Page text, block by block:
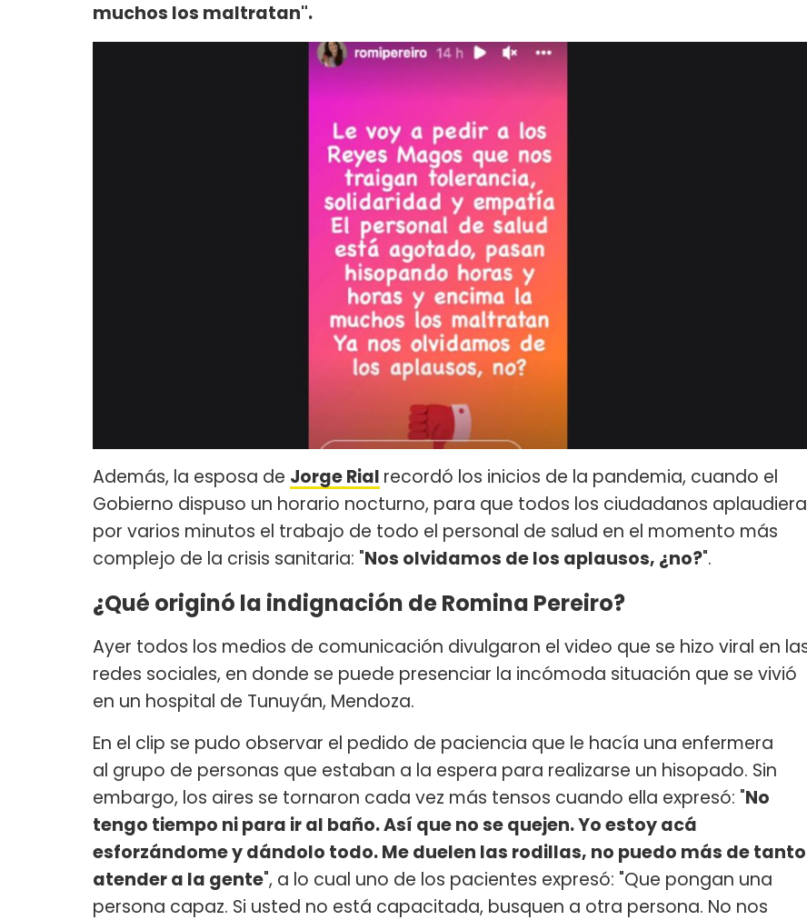
muchos los maltratan".
Además, la esposa de Jorge Rial recordó los inicios de la pandemia, cuando el
Gobierno dispuso un horario nocturno, para que todos los ciudadanos
por varios minutos el trabajo de todo el personal de salud en el momento más
complejo de la crisis sanitaria: "Nos olvidamos de los aplausos, ¿no?".
¿Qué originó la indignación de Romina Pereiro?
Ayer todos los medios de comunicación divulgaron el video que se hizo viral en
redes sociales, en donde se puede presenciar la incómoda situación que se vivió
en un hospital de Tunuyán, Mendoza.
En el clip se pudo observar el pedido de paciencia que le hacía una enfermera
al grupo de personas que estaban a la espera para realizarse un hisopado. Sin
embargo, los aires se tornaron cada vez más tensos cuando ella expresó: "No
tengo tiempo ni para ir al baño. Así que no se quejen. Yo estoy acá
esforzándome y dándolo todo. Me duelen las rodillas, no puedo más de tanto
atender a la gente", a lo cual uno de los pacientes expresó: "Que pongan una
persona capaz. Si usted no está capacitada, busquen a otra persona. No nos